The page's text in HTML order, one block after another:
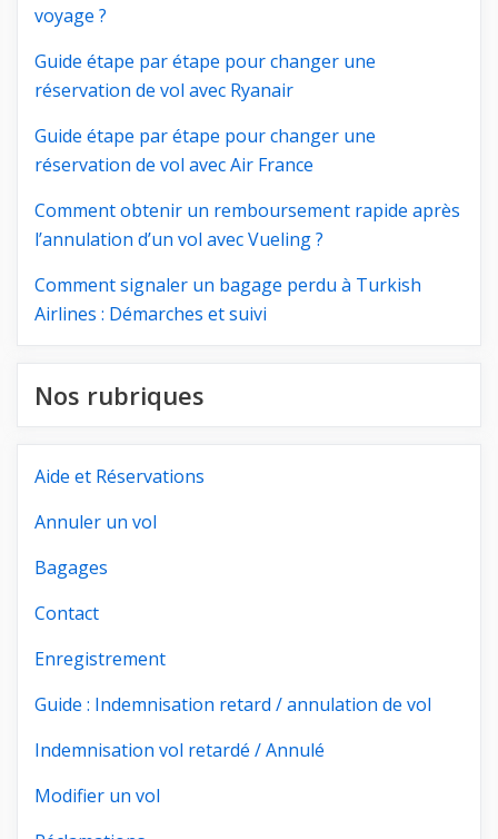
voyage ?
Guide étape par étape pour changer une
réservation de vol avec Ryanair
Guide étape par étape pour changer une
réservation de vol avec Air France
Comment obtenir un remboursement rapide après
l’annulation d’un vol avec Vueling ?
Comment signaler un bagage perdu à Turkish
Airlines : Démarches et suivi
Nos rubriques
Aide et Réservations
Annuler un vol
Bagages
Contact
Enregistrement
Guide : Indemnisation retard / annulation de vol
Indemnisation vol retardé / Annulé
Modifier un vol